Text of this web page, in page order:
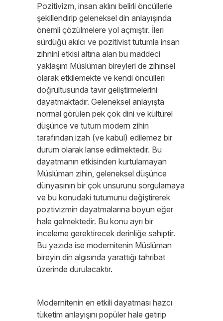
Pozitivizm, insan aklını belirli öncüllerle
şekillendirip geleneksel din anlayışında
önemli çözülmelere yol açmıştır. İleri
sürdüğü akılcı ve pozitivist tutumla insan
zihnini etkisi altına alan bu maddeci
yaklaşım Müslüman bireyleri de zihinsel
olarak etkilemekte ve kendi öncülleri
doğrultusunda tavır geliştirmelerini
dayatmaktadır. Geleneksel anlayışta
normal görülen pek çok dini ve kültürel
düşünce ve tutum modern zihin
tarafından izah (ve kabul) edilemez bir
durum olarak lanse edilmektedir. Bu
dayatmanın etkisinden kurtulamayan
Müslüman zihin, geleneksel düşünce
dünyasının bir çok unsurunu sorgulamaya
ve bu konudaki tutumunu değiştirerek
poztivizmin dayatmalarına boyun eğer
hale gelmektedir. Bu konu ayrı bir
inceleme gerektirecek derinliğe sahiptir.
Bu yazıda ise modernitenin Müslüman
bireyin din algısında yarattığı tahribat
üzerinde durulacaktır.
Modernitenin en etkili dayatması hazcı
tüketim anlayışını popüler hale getirip